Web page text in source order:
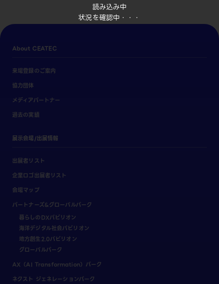
読み込み中
状況を確認中・・・
About CEATEC
来場登録のご案内
協力団体
メディアパートナー
過去の実績
展示会場/出展情報
出展者リスト
企業ロゴ出展者リスト
会場マップ
パートナーズ&グローバルパーク
暮らしのDXパビリオン
海洋デジタル社会パビリオン
地方創生2.0パビリオン
グローバルパーク
AX（AI Transformation）パーク
ネクスト ジェネレーションパーク